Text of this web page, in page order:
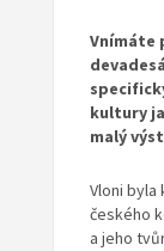
Vnímáte
kultury
malý
Vloni byla
českého
a jeho